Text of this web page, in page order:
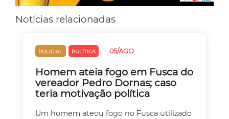
Notícias relacionadas
POLICIAL POLÍTICA 05/AGO
Homem ateia fogo em Fusca do
vereador Pedro Dornas; caso
teria motivação política
Um homem ateou fogo no Fusca utilizado